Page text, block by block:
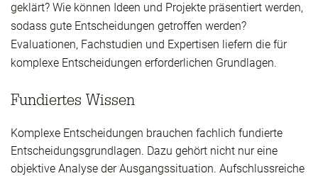
geklärt? Wie können Ideen und Projekte präsentiert werden,
sodass gute Entscheidungen getroffen werden?
Evaluationen, Fachstudien und Expertisen liefern die für
komplexe Entscheidungen erforderlichen Grundlagen.
Fundiertes Wissen
Komplexe Entscheidungen brauchen fachlich fundierte
Entscheidungsgrundlagen. Dazu gehört nicht nur eine
objektive Analyse der Ausgangssituation. Aufschlussreiche